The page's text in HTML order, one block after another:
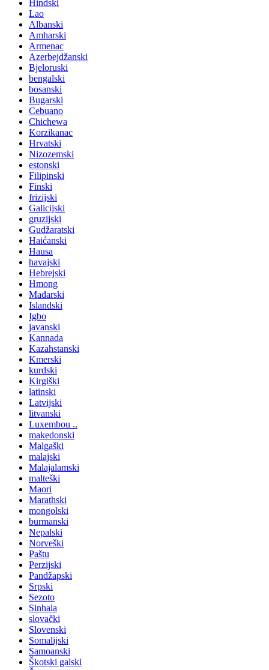
Hindski
Lao
Albanski
Amharski
Armenac
Azerbejdžanski
Bjeloruski
bengalski
bosanski
Bugarski
Cebuano
Chichewa
Korzikanac
Hrvatski
Nizozemski
estonski
Filipinski
Finski
frizijski
Galicijski
gruzijski
Gudžaratski
Haićanski
Hausa
havajski
Hebrejski
Hmong
Mađarski
Islandski
Igbo
javanski
Kannada
Kazahstanski
Kmerski
kurdski
Kirgiški
latinski
Latvijski
litvanski
Luxembou ..
makedonski
Malgaški
malajski
Malajalamski
malteški
Maori
Marathski
mongolski
burmanski
Nepalski
Norveški
Paštu
Perzijski
Pandžapski
Srpski
Sezoto
Sinhala
slovački
Slovenski
Somalijski
Samoanski
Škotski galski